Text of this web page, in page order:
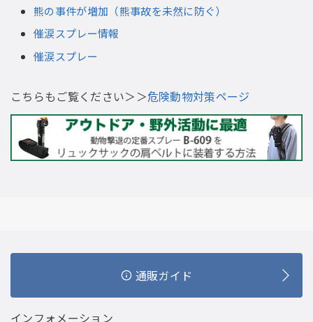
熊の事件が増加（熊事故を未然に防ぐ）
催涙スプレー情報
催涙スプレー
こちらもご覧ください＞＞危険動物対策ページ
通販ガイド
インフォメーション